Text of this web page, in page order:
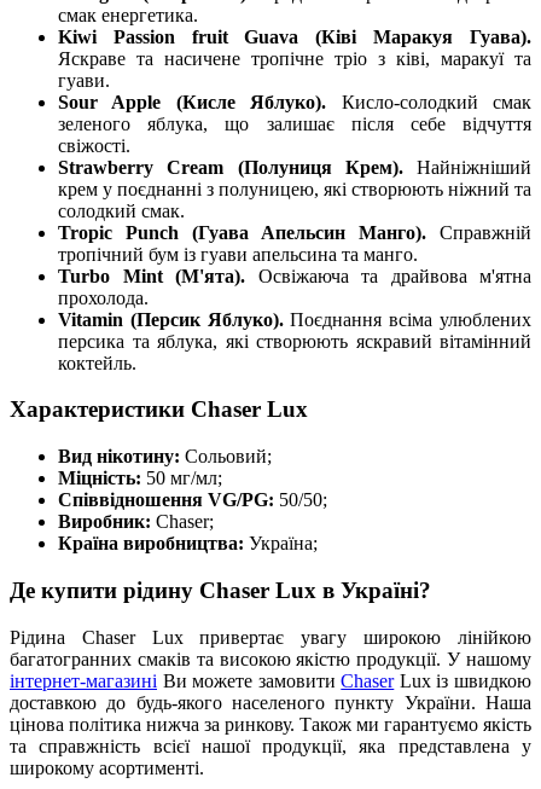
смак енергетика.
Kiwi Passion fruit Guava (Ківі Маракуя Гуава).
Яскраве та насичене тропічне тріо з ківі, маракуї та
гуави.
Sour Apple (Кисле Яблуко). Кисло-солодкий смак
зеленого яблука, що залишає після себе відчуття
свіжості.
Strawberry Cream (Полуниця Крем). Найніжніший
крем у поєднанні з полуницею, які створюють ніжний та
солодкий смак.
Tropic Punch (Гуава Апельсин Манго). Справжній
тропічний бум із гуави апельсина та манго.
Turbo Mint (М'ята). Освіжаюча та драйвова м'ятна
прохолода.
Vitamin (Персик Яблуко).Поєднання всіма улюблених
персика та яблука, які створюють яскравий вітамінний
коктейль.
Характеристики Chaser Lux
Вид нікотину: Сольовий;
Міцність: 50 мг/мл;
Співвідношення VG/PG: 50/50;
Виробник: Chaser;
Країна виробництва: Україна;
Де купити рідину Chaser Lux в Україні?
Рідина Chaser Lux привертає увагу широкою лінійкою
багатогранних смаків та високою якістю продукції. У нашому
інтернет-магазині Ви можете замовитиChaserLux із швидкою
доставкою до будь-якого населеного пункту України. Наша
цінова політика нижча за ринкову. Також ми гарантуємо якість
та справжність всієї нашої продукції, яка представлена у
широкому асортименті.